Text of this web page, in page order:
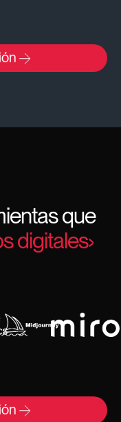
que
digitales›